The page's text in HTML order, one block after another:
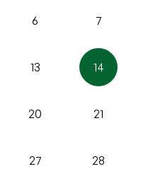
6 7
13 14
20 21
27 28